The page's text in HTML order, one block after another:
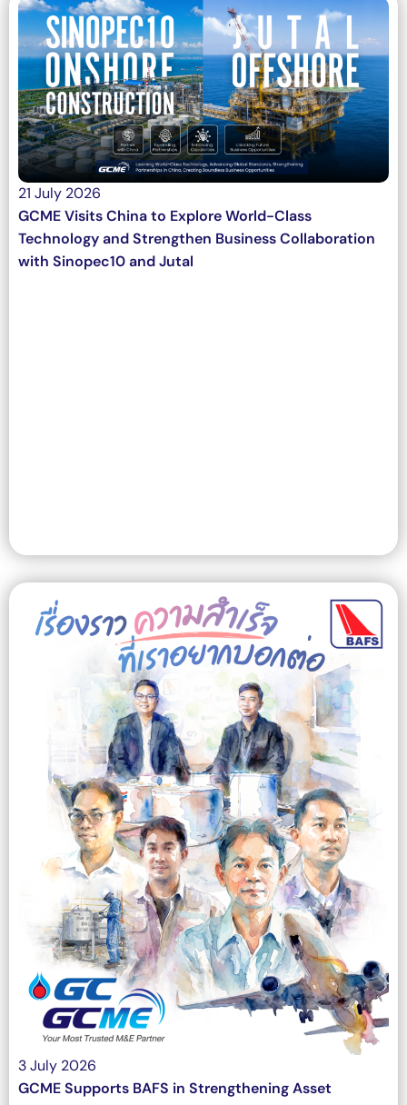
21 July 2026
GCME Visits China to Explore World-Class
Technology and Strengthen Business Collaboration
with Sinopec10 and Jutal
3 July 2026
GCME Supports BAFS in Strengthening Asset